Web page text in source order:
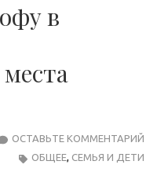
в
ОСТАВЬТЕ КОММЕНТАРИЙ
ОБЩЕЕ, СЕМЬЯ И ДЕТИ